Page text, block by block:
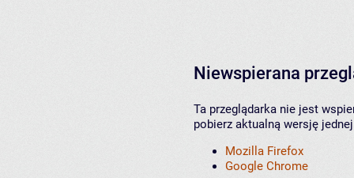
Niewspierana
Ta przeglądarka nie jest
pobierz aktualną wersję
Mozilla Firefox
Google Chrome